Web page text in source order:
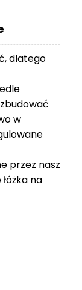
dlatego
w
przez nasz
łóżka na